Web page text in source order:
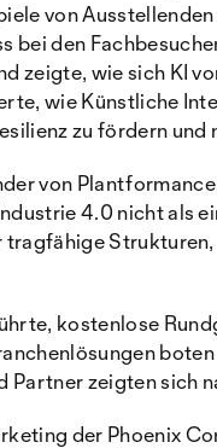
von
bei den
zeigte, wie sich KI
wie Künstliche
zu fördern und
von
4.0 nicht als
kostenlose
zeigten sich
der Phoenix